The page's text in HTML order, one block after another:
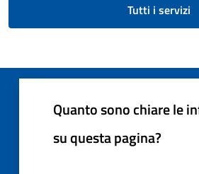
Tutti i servizi
Quanto sono chiare le
su questa pagina?